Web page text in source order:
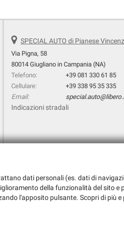
SPECIAL AUTO di Pianese
Via Pigna, 58
80014 Giugliano in Campania (NA)
Telefono:
+39 081 330 61 85
Cellulare:
+39 338 95 35 335
Email:
Indicazioni stradali
riservati -
dati personali (es. dati di
della funzionalità del sito
l'apposito pulsante. Scopri di più e